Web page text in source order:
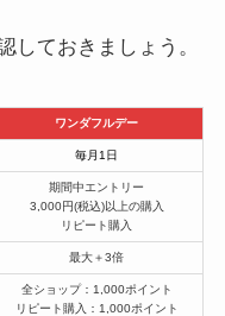
しておきましょう。
ワンダフルデー
毎月1日
期間中エントリー
3,000円(税込)以上の購入
リピート購入
最大＋3倍
全ショップ：1,000ポイント
リピート購入：1,000ポイント